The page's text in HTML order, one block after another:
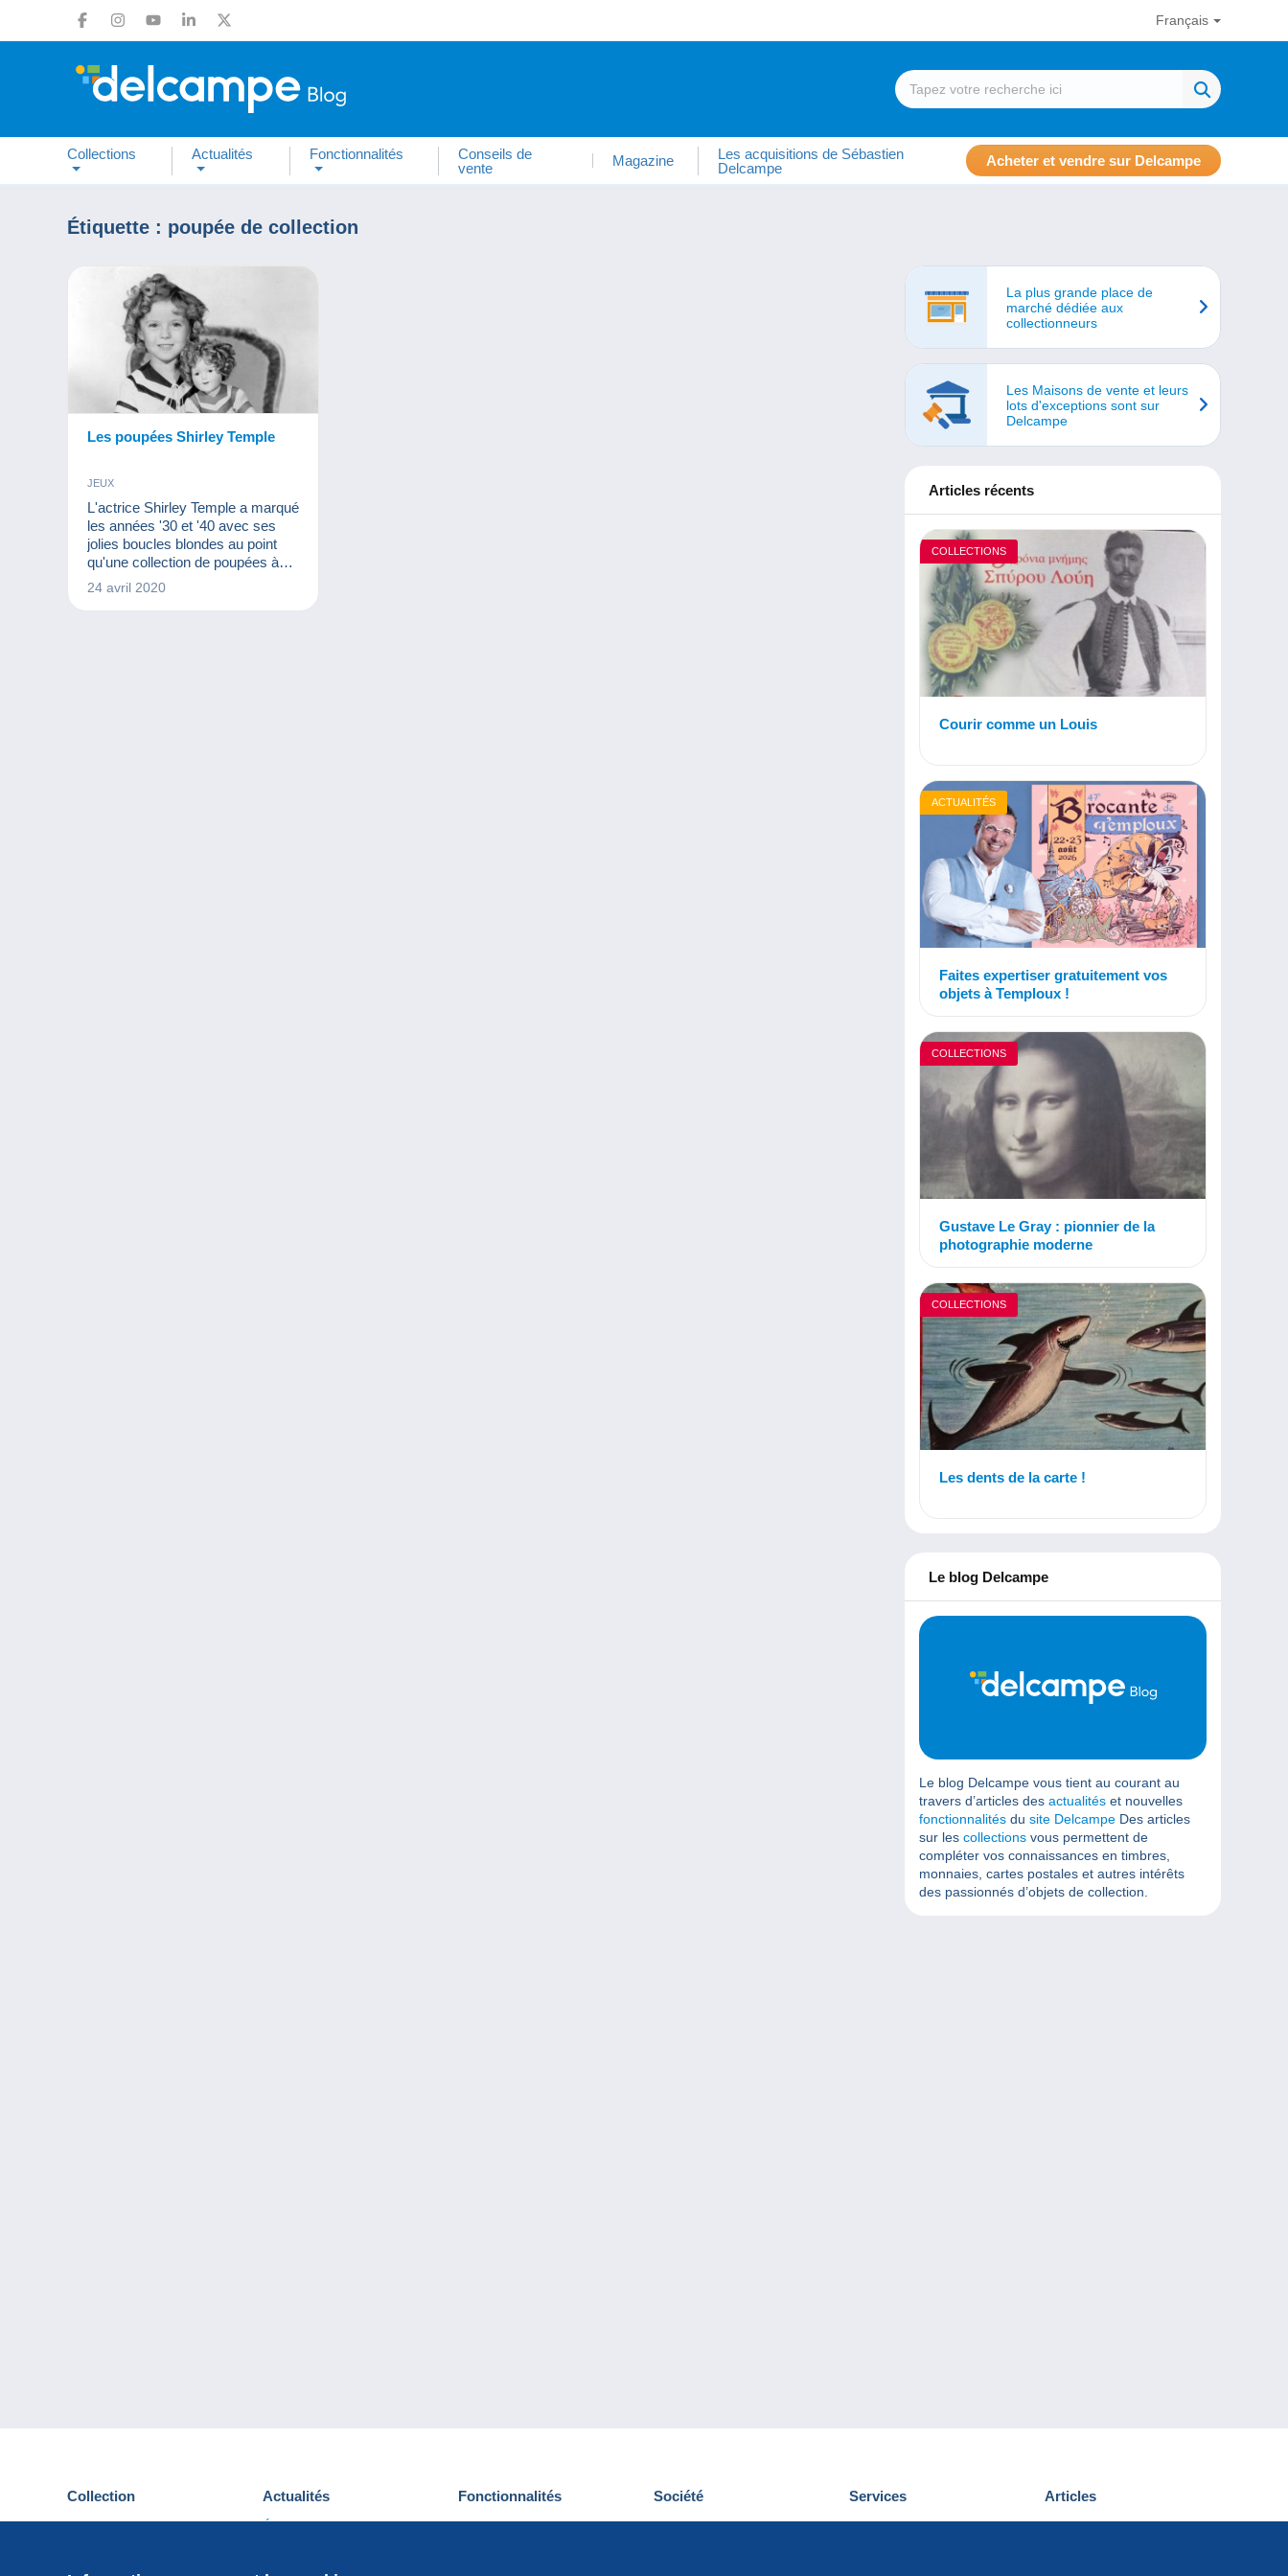
Français
Collections Actualités Fonctionnalités
Conseils de
vente
Magazine
Les acquisitions de Sébastien
Delcampe
Acheter et vendre sur Delcampe
Étiquette : poupée de collection
Les poupées Shirley Temple
JEUX
L'actrice Shirley Temple a marqué
les années '30 et '40 avec ses
jolies boucles blondes au point
qu'une collection de poupées à
son effigie a été créée. Pasky
24 avril 2020
La plus grande place de
marché dédiée aux
collectionneurs
Les Maisons de vente et leurs
lots d'exceptions sont sur
Delcampe
Articles récents
COLLECTIONS
Courir comme un Louis
ACTUALITÉS
Faites expertiser gratuitement vos
objets à Temploux !
COLLECTIONS
Gustave Le Gray : pionnier de la
photographie moderne
COLLECTIONS
Les dents de la carte !
Le blog Delcampe
Le blog Delcampe vous tient au courant au
travers d’articles des actualités et nouvelles
fonctionnalités du site Delcampe Des articles
sur les collections vous permettent de
compléter vos connaissances en timbres,
monnaies, cartes postales et autres intérêts
des passionnés d’objets de collection.
Collection
Cartes postales
Actualités
Événements Delcampe
Fonctionnalités
Nouveautés
Société
Qui sommes-nous
Services
Découvrir Delcampe
Articles